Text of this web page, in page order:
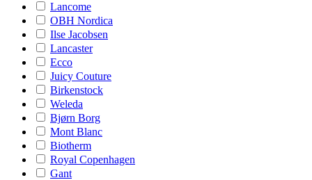
Lancome
OBH Nordica
Ilse Jacobsen
Lancaster
Ecco
Juicy Couture
Birkenstock
Weleda
Bjørn Borg
Mont Blanc
Biotherm
Royal Copenhagen
Gant